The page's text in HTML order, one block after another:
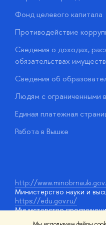
Фонд целевого капитала
Противодействие
Сведения о доходах,
обязательствах
Сведения об
Людям с ограниченными
Единая платежная
Работа в Вышке
http://
Министерство науки и
https://edu.gov.ru/
Министерство
https://elearning.hse.ru/